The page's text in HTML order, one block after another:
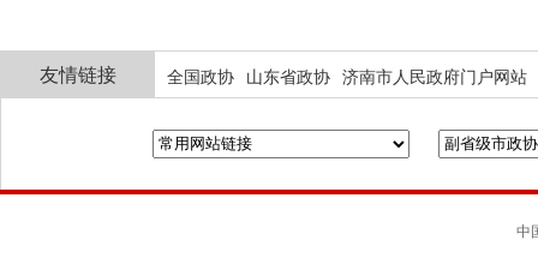
友情链接 全国政协 山东省政协 济南市人民政府门户网站
中